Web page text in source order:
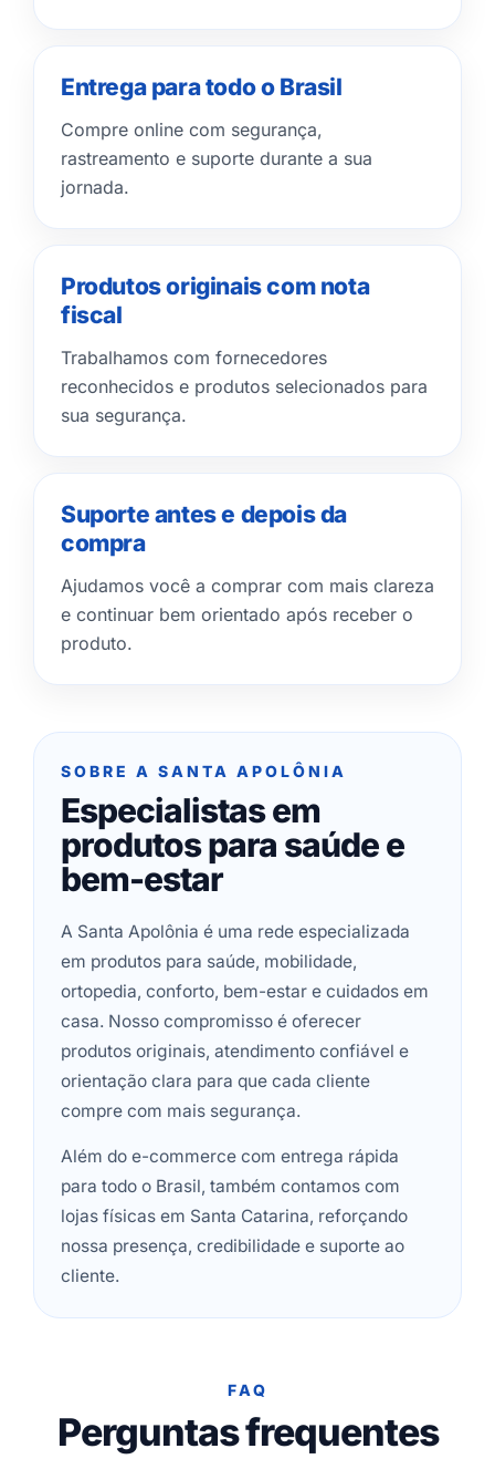
Entrega para todo o Brasil
Compre online com segurança,
rastreamento e suporte durante a sua
jornada.
Produtos originais com nota
fiscal
Trabalhamos com fornecedores
reconhecidos e produtos selecionados para
sua segurança.
Suporte antes e depois da
compra
Ajudamos você a comprar com mais clareza
e continuar bem orientado após receber o
produto.
SOBRE A SANTA APOLÔNIA
Especialistas em
produtos para saúde e
bem-estar
A Santa Apolônia é uma rede especializada
em produtos para saúde, mobilidade,
ortopedia, conforto, bem-estar e cuidados em
casa. Nosso compromisso é oferecer
produtos originais, atendimento confiável e
orientação clara para que cada cliente
compre com mais segurança.
Além do e-commerce com entrega rápida
para todo o Brasil, também contamos com
lojas físicas em Santa Catarina, reforçando
nossa presença, credibilidade e suporte ao
cliente.
FAQ
Perguntas frequentes